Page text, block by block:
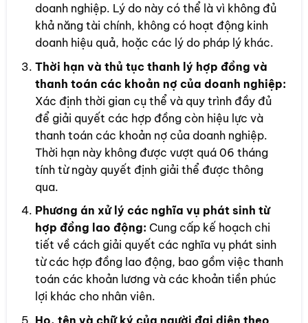
doanh nghiệp. Lý do này có thể là vì không đủ
khả năng tài chính, không có hoạt động kinh
doanh hiệu quả, hoặc các lý do pháp lý khác.
Thời hạn và thủ tục thanh lý hợp đồng và
thanh toán các khoản nợ của doanh nghiệp:
Xác định thời gian cụ thể và quy trình đầy đủ
để giải quyết các hợp đồng còn hiệu lực và
thanh toán các khoản nợ của doanh nghiệp.
Thời hạn này không được vượt quá 06 tháng
tính từ ngày quyết định giải thể được thông
qua.
Phương án xử lý các nghĩa vụ phát sinh từ
hợp đồng lao động: Cung cấp kế hoạch chi
tiết về cách giải quyết các nghĩa vụ phát sinh
từ các hợp đồng lao động, bao gồm việc thanh
toán các khoản lương và các khoản tiền phúc
lợi khác cho nhân viên.
Họ, tên và chữ ký của người đại diện theo